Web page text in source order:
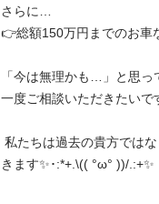
さらに…
👉総額150万円までのお車
「今は無理かも…」と思っ
一度ご相談いただきたいで
きます✨･:*+.\(( °ω° ))/.:+✨